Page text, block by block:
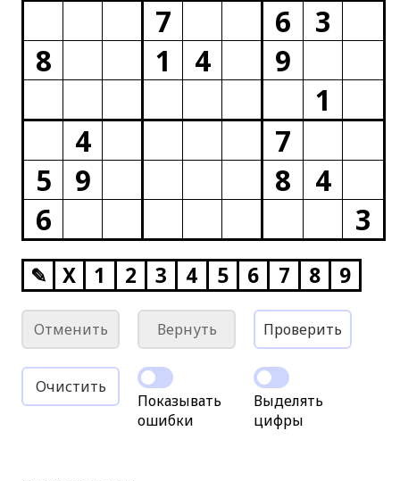
7
6
3
8
1 4
9
1
4
7
5
9 8
4
6
3
✎ X 1 2 3 4 5 6 7 8 9
Отменить Вернуть Проверить
Очистить
Показывать
ошибки
Выделять
цифры